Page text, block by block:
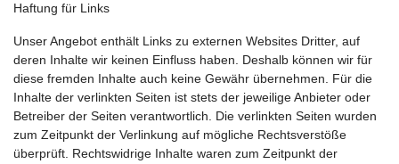
Haftung für Links
Unser Angebot enthält Links zu externen Websites Dritter, auf
deren Inhalte wir keinen Einfluss haben. Deshalb können wir für
diese fremden Inhalte auch keine Gewähr übernehmen. Für die
Inhalte der verlinkten Seiten ist stets der jeweilige Anbieter oder
Betreiber der Seiten verantwortlich. Die verlinkten Seiten wurden
zum Zeitpunkt der Verlinkung auf mögliche Rechtsverstöße
überprüft. Rechtswidrige Inhalte waren zum Zeitpunkt der